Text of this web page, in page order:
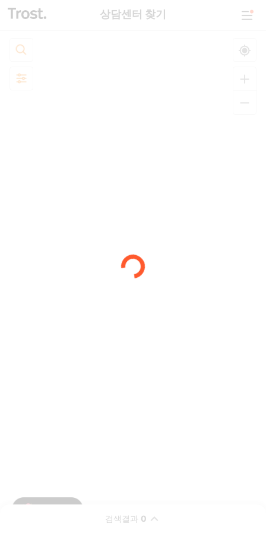
상담센터 찾기
검색결과 0